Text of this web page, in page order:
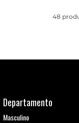
48
Departamento
Masculino